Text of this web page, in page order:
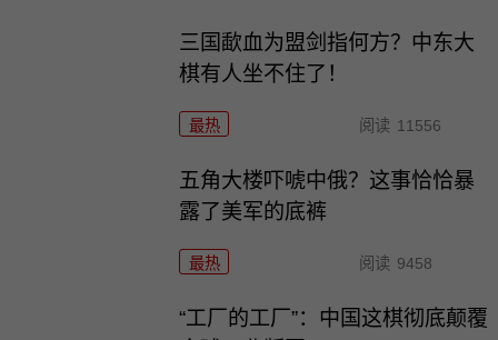
三国歃血为盟剑指何方？中东大
棋有人坐不住了！
最热 阅读 11556
五角大楼吓唬中俄？这事恰恰暴
露了美军的底裤
最热 阅读 9458
“工厂的工厂”：中国这棋彻底颠覆